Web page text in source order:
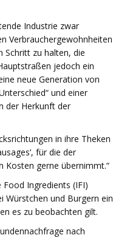
Industrie zwar
Verbrauchergewohnheiten
Schritt zu halten, die
jedoch ein
neue Generation von
und einer
der Herkunft der
in ihre Theken
für die der
Kosten gerne übernimmt.“​
Ingredients (IFI)
Würstchen und Burgern ein
es zu beobachten gilt.
nach